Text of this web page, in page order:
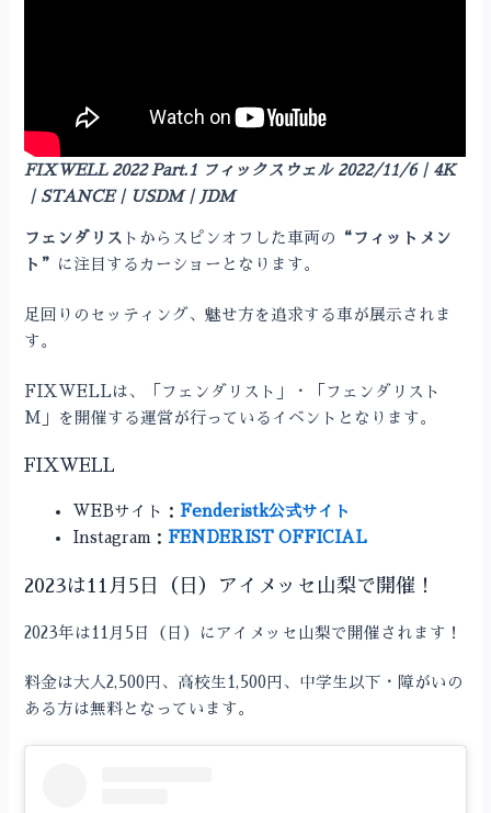
FIXWELL 2022 Part.1 フィックスウェル 2022/11/6｜4K
｜STANCE｜USDM｜JDM
フェンダリス トからスピンオフした車両の
“フィットメン
ト”
に注目するカーショーとなります。
足回りのセッティング、魅せ方を追求する車が展示されま
す。
FIXWELLは、「フェンダリスト」・「フェンダリスト
M」を開催する運営が行っているイベントとなります。
FIXWELL
WEBサイト：
Fenderistk公式サイト
Instagram：
FENDERIST OFFICIAL
2023は11月5日（日）アイメッセ山梨で開催！
2023年は11月5日（日）にアイメッセ山梨で開催されます！
料金は大人2,500円、高校生1,500円、中学生以下・障がいの
ある方は無料となっています。